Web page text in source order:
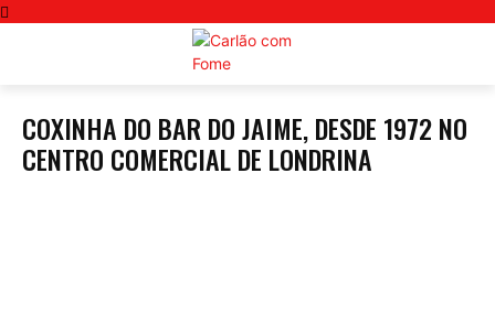
COXINHA DO BAR DO JAIME, DESDE 1972 NO
CENTRO COMERCIAL DE LONDRINA